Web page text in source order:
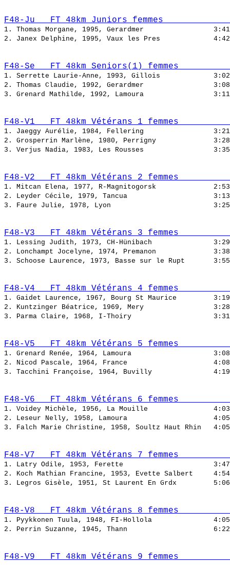
F48-Ju   FT 48km Juniors femmes
1. Thomas Morgane, 1995, Gerardmer
2. Janex Delphine, 1995, Vaux les Pres
F48-Se   FT 48km Seniors(1) femmes
1. Serrette Laurie-Anne, 1993, Gillois
2. Thomas Claudie, 1992, Gerardmer
3. Grenard Mathilde, 1992, Lamoura
F48-V1   FT 48km Vétérans 1 femmes
1. Jaeggy Aurélie, 1984, Fellering
2. Grosperrin Marlène, 1980, Perrigny
3. Verjus Nadia, 1983, Les Rousses
F48-V2   FT 48km Vétérans 2 femmes
1. Mitcan Elena, 1977, R-Magnitogorsk
2. Leyder Cécile, 1979, Tancua
3. Faure Julie, 1978, Lyon
F48-V3   FT 48km Vétérans 3 femmes
1. Lessing Judith, 1973, CH-Hünibach
2. Lonchampt Jocelyne, 1974, Premanon
3. Schoose Laurence, 1973, Basse sur le Rupt
F48-V4   FT 48km Vétérans 4 femmes
1. Gaidet Laurence, 1967, Bourg St Maurice
2. Kuntzinger Béatrice, 1969, Mery
3. Parma Claire, 1968, I-Thoiry
F48-V5   FT 48km Vétérans 5 femmes
1. Grenard Renée, 1964, Lamoura
2. Nicod Pascale, 1964, France
3. Tacchini Françoise, 1964, Buvilly
F48-V6   FT 48km Vétérans 6 femmes
1. Voidey Michèle, 1956, La Mouille
2. Leseur Nelly, 1958, Lamoura
3. Falch Marie Christine, 1958, Soultz Haut Rhin
F48-V7   FT 48km Vétérans 7 femmes
1. Latry Odile, 1953, Ferette
2. Koch Mathian Francine, 1953, Evette Salbert
3. Legros Gisèle, 1951, St Laurent En Grdx
F48-V8   FT 48km Vétérans 8 femmes
1. Pyykkonen Tuula, 1948, FI-Hollola
2. Perrin Suzanne, 1945, Thann
F48-V9   FT 48km Vétérans 9 femmes